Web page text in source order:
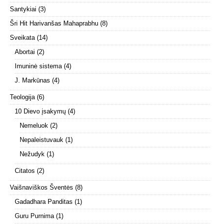
Santykiai (3)
Šri Hit Harivanšas Mahaprabhu (8)
Sveikata(14)
Abortai (2)
Imuninė sistema(4)
J. Markūnas (4)
Teologija(6)
10 Dievo įsakymų (4)
Nemeluok (2)
Nepaleistuvauk (1)
Nežudyk (1)
Citatos (2)
Vaišnaviškos Šventės (8)
Gadadhara Panditas (1)
Guru Purnima(1)